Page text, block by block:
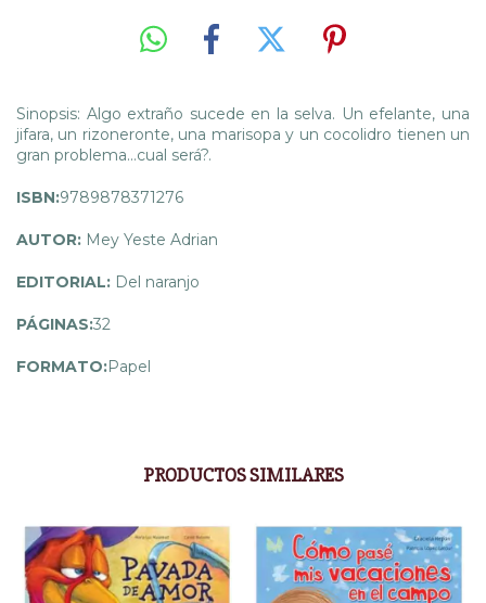
Sinopsis: Algo extraño sucede en la selva. Un efelante, una
jifara, un rizoneronte, una marisopa y un cocolidro tienen un
gran problema...cual será?.
ISBN:9789878371276
AUTOR: Mey Yeste Adrian
EDITORIAL: Del naranjo
PÁGINAS:32
FORMATO:Papel
PRODUCTOS SIMILARES